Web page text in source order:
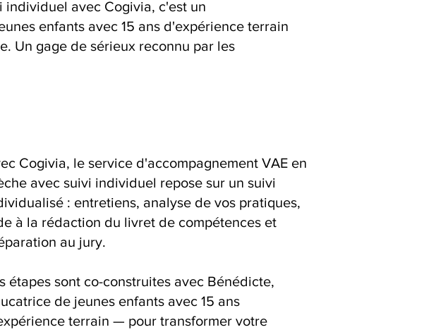
individuel avec Cogivia, c'est un
enfants avec 15 ans d'expérience terrain
Un gage de sérieux reconnu par les
Cogivia, le service d'accompagnement VAE en
avec suivi individuel repose sur un suivi
: entretiens, analyse de vos pratiques,
à la rédaction du livret de compétences et
au jury.
étapes sont co-construites avec Bénédicte,
de jeunes enfants avec 15 ans
terrain — pour transformer votre